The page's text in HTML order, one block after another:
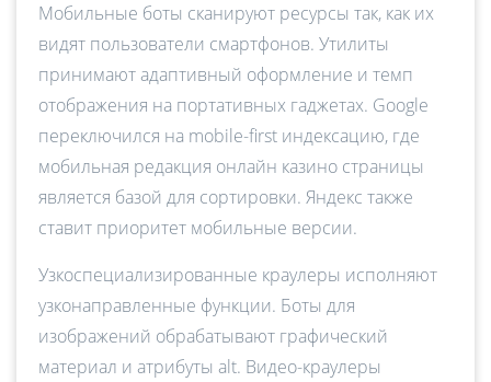
Мобильные боты сканируют ресурсы так, как их
видят пользователи смартфонов. Утилиты
принимают адаптивный оформление и темп
отображения на портативных гаджетах. Google
переключился на mobile-first индексацию, где
мобильная редакция онлайн казино страницы
является базой для сортировки. Яндекс также
ставит приоритет мобильные версии.
Узкоспециализированные краулеры исполняют
узконаправленные функции. Боты для
изображений обрабатывают графический
материал и атрибуты alt. Видео-краулеры